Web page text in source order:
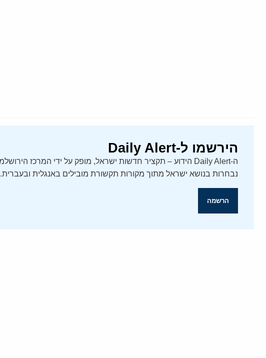
הירשמו ל-Daily Alert
נבחרות בנושא ישראל מתוך מקורות תקשורת מובילים באנגלית ובעברית.
הרשמה